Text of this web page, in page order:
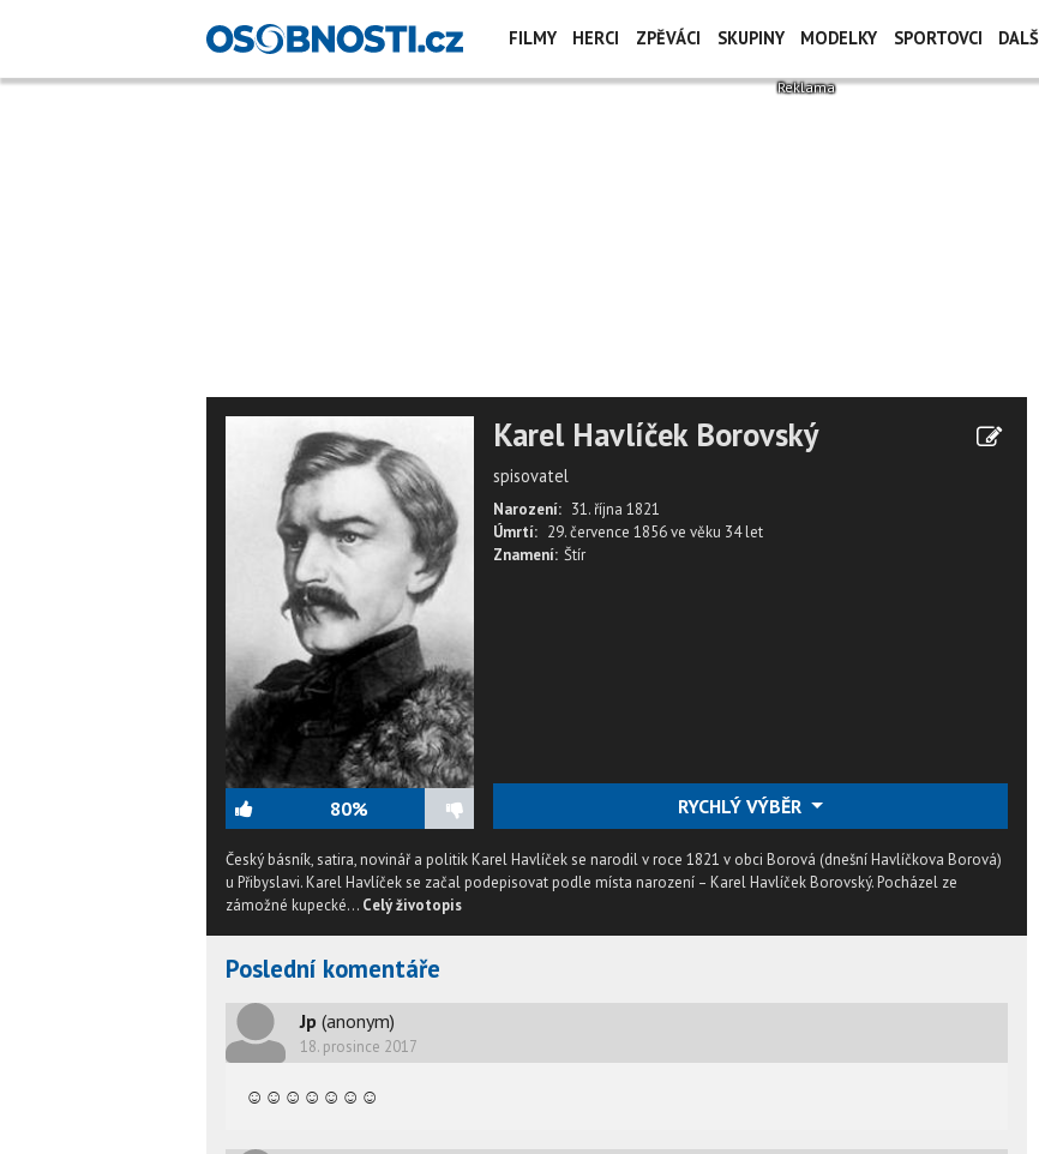
FILMY HERCI ZPĚVÁCI SKUPINY MODELKY SPORTOVCI
80%
Karel Havlíček Borovský
spisovatel
Narození: 31. října 1821
Úmrtí: 29. července 1856ve věku 34 let
Znamení: Štír
RYCHLÝ VÝBĚR
Český básník, satira, novinář a politik Karel Havlíček se narodil v roce 1821 v obci Borová (dnešní Havlíčkova Borová)
u Přibyslavi. Karel Havlíček se začal podepisovat podle místa narození – Karel Havlíček Borovský. Pocházel ze
zámožné kupecké... Celý životopis
Poslední komentáře
Jp (anonym)
18. prosince 2017
☺ ☺ ☺ ☺ ☺ ☺ ☺